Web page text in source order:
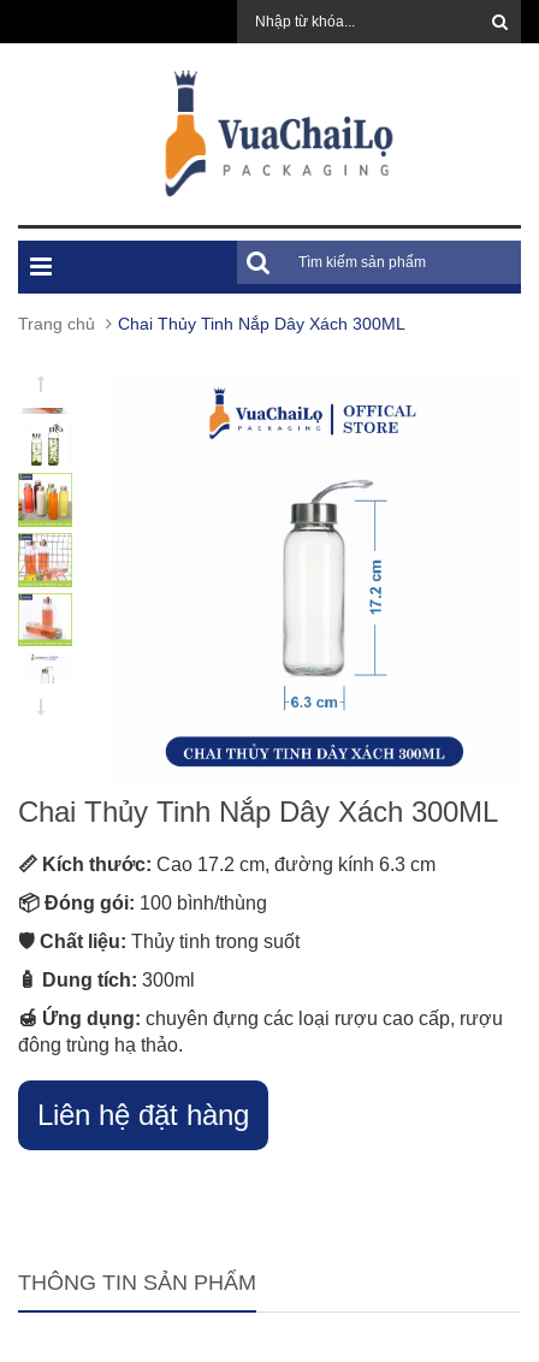
Trang chủ Chai Thủy Tinh Nắp Dây Xách 300ML
Chai Thủy Tinh Nắp Dây Xách 300ML
📏 Kích thước: Cao 17.2 cm, đường kính 6.3 cm
📦 Đóng gói: 100 bình/thùng
🛡️ Chất liệu: Thủy tinh trong suốt
🧴 Dung tích: 300ml
🍯 Ứng dụng: chuyên đựng các loại rượu cao cấp, rượu
đông trùng hạ thảo.
Liên hệ đặt hàng
THÔNG TIN SẢN PHẨM